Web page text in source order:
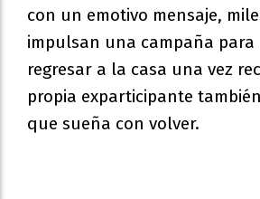
con un emotivo mensaje,
impulsan una campaña para
regresar a la casa una vez
propia exparticipante
que sueña con volver.